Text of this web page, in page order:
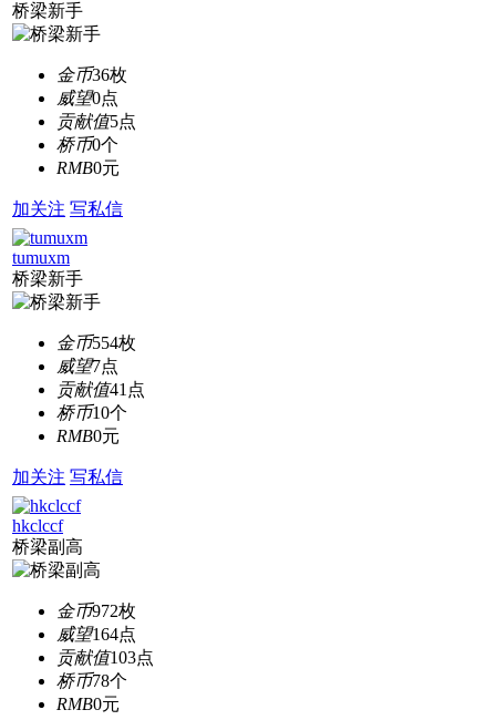
桥梁新手
金币36枚
威望0点
贡献值5点
桥币0个
RMB0元
加关注 写私信
tumuxm
桥梁新手
金币554枚
威望7点
贡献值41点
桥币10个
RMB0元
加关注 写私信
hkclccf
桥梁副高
金币972枚
威望164点
贡献值103点
桥币78个
RMB0元